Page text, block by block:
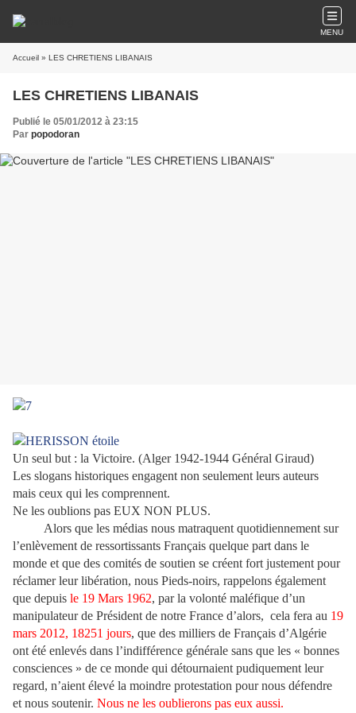
MENU
Accueil » LES CHRETIENS LIBANAIS
LES CHRETIENS LIBANAIS
Publié le 05/01/2012 à 23:15
Par popodoran
Un seul but : la Victoire. (Alger 1942-1944 Général Giraud)
Les slogans historiques engagent non seulement leurs auteurs
mais ceux qui les comprennent.
Ne les oublions pas EUX NON PLUS.
Alors que les médias nous matraquent quotidiennement sur
l’enlèvement de ressortissants Français quelque part dans le
monde et que des comités de soutien se créent fort justement pour
réclamer leur libération, nous Pieds-noirs, rappelons également
que depuis le 19 Mars 1962, par la volonté maléfique d’un
manipulateur de Président de notre France d’alors, cela fera au 19
mars 2012, 18251 jours, que des milliers de Français d’Algérie
ont été enlevés dans l’indifférence générale sans que les « bonnes
consciences » de ce monde qui détournaient pudiquement leur
regard, n’aient élevé la moindre protestation pour nous défendre
et nous soutenir. Nous ne les oublierons pas eux aussi.